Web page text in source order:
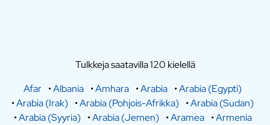
Tulkkeja saatavilla 120 kielellä
Afar •Albania •Amhara •Arabia •Arabia (Egypti)
•Arabia (Irak) •Arabia (Pohjois-Afrikka) •Arabia (Sudan)
•Arabia (Syyria) •Arabia (Jemen) •Aramea •Armenia